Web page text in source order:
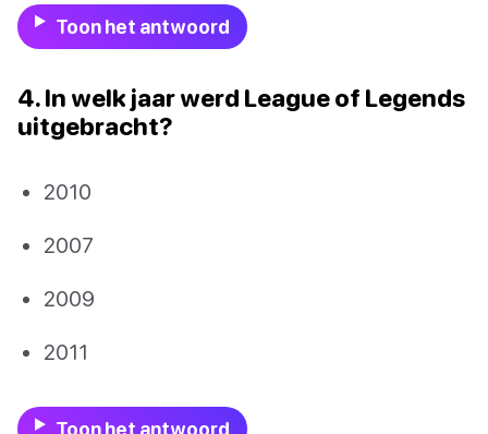
Toon het antwoord
4. In welk jaar werd League of Legends
uitgebracht?
2010
2007
2009
2011